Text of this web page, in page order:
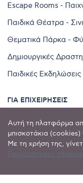
Escape Rooms -
Παιδικά Θέατρα -
Θεματικά Πάρκα -
Δημιουργικές
Παιδικές
ΓΙΑ ΕΠΙΧΕΙΡΉΣΕΙΣ
Καταχωρηθείτε στο
Αυτή τη πλατφόρμα
μπισκοτάκια (cookies)
Με τη χρήση της,